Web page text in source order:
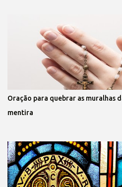
Oração para quebrar as muralhas
mentira